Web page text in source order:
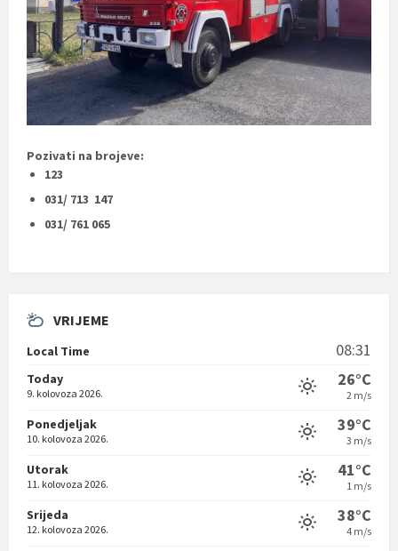
Pozivati na brojeve:
123
031/ 713 147
031/ 761 065
VRIJEME
Local Time 08:31
Today
9. kolovoza 2026.
26°C
2 m/s
Ponedjeljak
10. kolovoza 2026.
39°C
3 m/s
Utorak
11. kolovoza 2026.
41°C
1 m/s
Srijeda
12. kolovoza 2026.
38°C
4 m/s